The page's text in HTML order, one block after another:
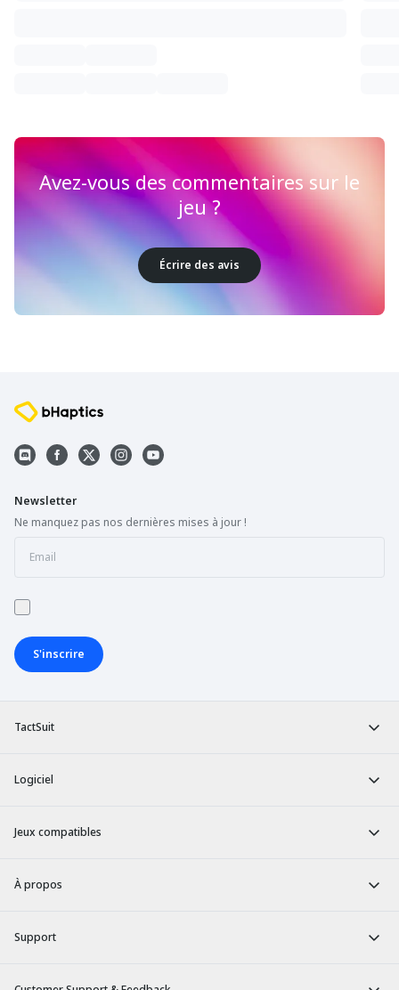
Avez-vous des commentaires sur le
jeu ?
Écrire des avis
TactSuit
Logiciel
Jeux compatibles
À propos
Support
Newsletter
Ne manquez pas nos dernières mises à jour !
S'inscrire